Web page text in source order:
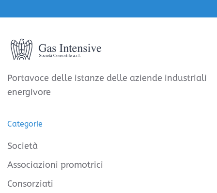
Portavoce delle istanze delle aziende industriali
energivore
Categorie
Società
Associazioni promotrici
Consorziati